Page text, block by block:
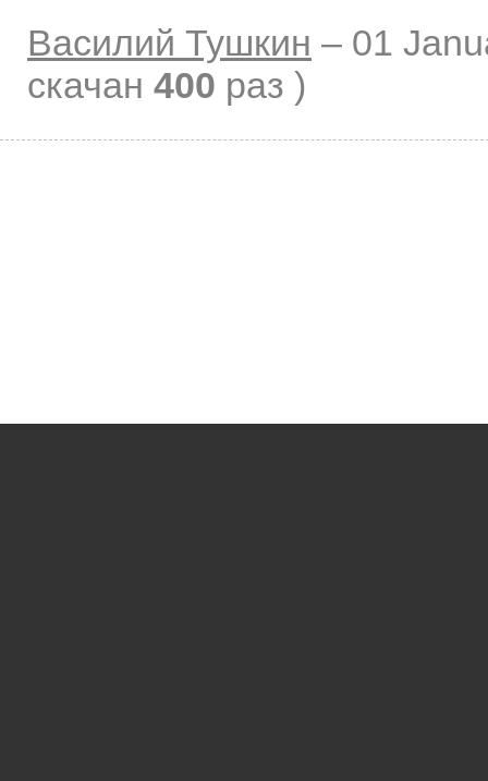
Василий Тушкин – 01
скачан 400 раз )